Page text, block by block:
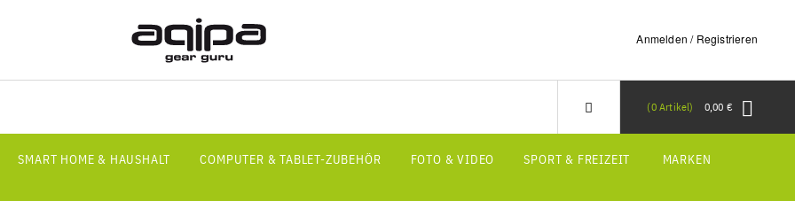
Anmelden / Registrieren
0,00 €
0Artikel
SMART HOME & HAUSHALT COMPUTER & TABLET-ZUBEHÖR FOTO & VIDEO SPORT & FREIZEIT MARKEN